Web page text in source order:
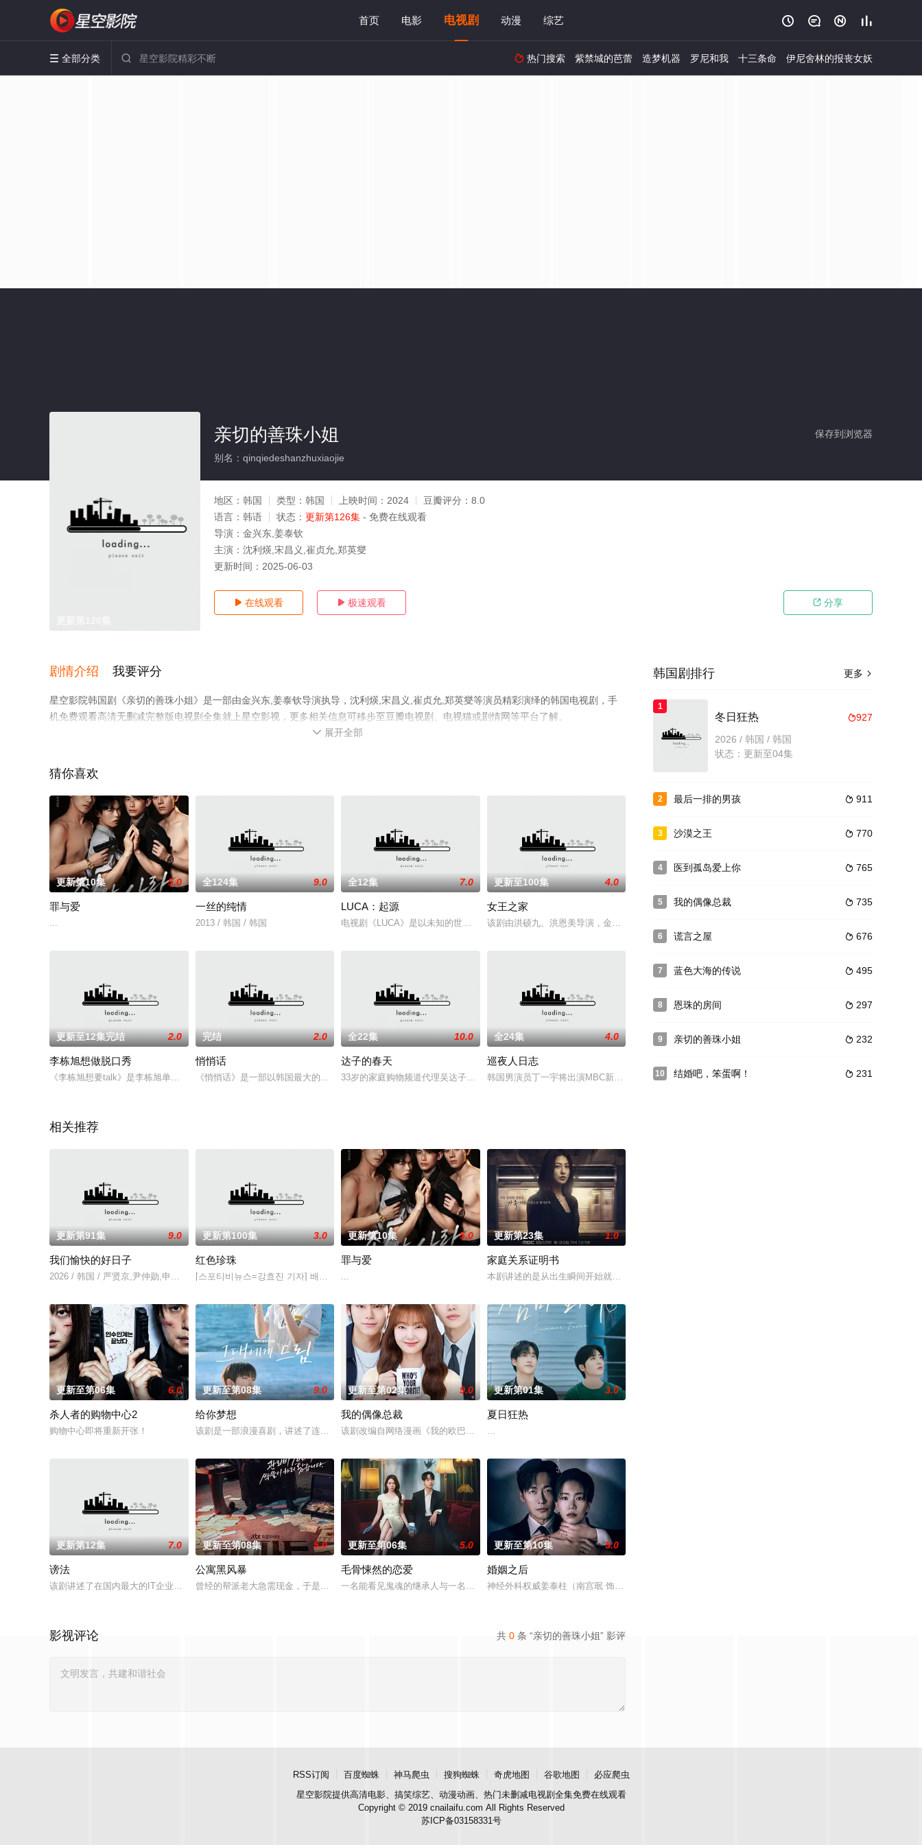
首页 电影 电视剧 动漫 综艺    
 全部分类   热门搜索 紫禁城的芭蕾 造梦机器 罗尼和我 十三条命 伊尼舍林的报丧女妖
保存到浏览器
亲切的善珠小姐
别名：qinqiedeshanzhuxiaojie
地区： 韩国 类型： 韩国 上映时间： 2024 豆瓣评分： 8.0
语言： 韩语 状态： 更新第126集 - 免费在线观看
导演： 金兴东,姜泰钦
主演： 沈利煐,宋昌义,崔贞允,郑英燮
更新时间： 2025-06-03
 在线观看  极速观看  分享
剧情介绍 我要评分
星空影院韩国剧《亲切的善珠小姐》是一部由金兴东,姜泰钦导演执导，沈利煐,宋昌义,崔贞允,郑英燮等演员精彩演绎的韩国电视剧，手
机免费观看高清无删减完整版电视剧全集就上星空影视，更多相关信息可移步至豆瓣电视剧、电视猫或剧情网等平台了解。
 展开全部
猜你喜欢
更新第10集 5.0
罪与爱
全124集 9.0
一丝的纯情
2013 / 韩国 / 韩国
全12集 7.0
LUCA：起源
电视剧《LUCA》是以未知的世界“遗传学”为题材，讲述了某个被世界遗弃的人激烈的追踪记。该剧以达尔文的《物种起源》为基础，用大胆的素材
更新至100集 4.0
女王之家
该剧由洪硕九、洪恩美导演，金敏珠编剧，Flying Entertainment、Asendio制作，讲述了坚信完美生活的女人
更新至12集完结 2.0
李栋旭想做脱口秀
《李栋旭想要talk》是李栋旭单独主持的新节目，是以1对1的方式为基础,添加最新潮流元素的名人秀。平时在综艺节目中很少露面的孔刘将作为李栋旭的第一期嘉宾出
完结 2.0
悄悄话
《悄悄话》是一部以韩国最大的律师事务所为背景,讲述男女主人公揭发违背金钱与权力伦理道德行为的悬疑爱情剧。
全22集 10.0
达子的春天
33岁的家庭购物频道代理吴达子（蔡琳 饰）事业上非常成功，情商值却极低：当她如怀春少女般沉浸在与同事申世度（孔行真 饰）的“浪漫爱情”中
全24集 4.0
巡夜人日志
韩国男演员丁一宇将出演MBC新月火剧《巡夜人日记》,并将变身为一位捉鬼者。26日上午,据丁一宇本人表示
相关推荐
更新第91集 9.0
我们愉快的好日子
2026 / 韩国 / 严贤京,尹仲勋,申正允,尹多英,金惠玉,鲜于在德,尹多勋,文喜京,李商淑,郑孝彬,李家豪,郑永琡
更新第100集 3.0
红色珍珠
[스포티비뉴스=강효진 기자] 배우 박진희가 본격 컴백 활동에 나선다.7일 스포티비뉴스 취재에 따르면, 박진희는 KBS 새 일일드라마 
更新第10集 5.0
罪与爱
更新第23集 1.0
家庭关系证明书
本剧讲述的是从出生瞬间开始就被打上家庭崩溃烙印的一个孩子和面对冷酷的偏见和命运，重新找回自己人生
更新至第06集 6.0
杀人者的购物中心2
购物中心即将重新开张！
更新至第08集 9.0
给你梦想
该剧是一部浪漫喜剧，讲述了连一个梦想都无所畏惧的十几岁，被现实挡住而受挫的二十几岁，像变成那样的大人的三十几岁的记者李载与一个生活在父母设计的世界的十几岁
更新至第02集 9.0
我的偶像总裁
该剧改编自网络漫画《我的欧巴是偶像》，是一部浪漫喜剧。讲述进入由前偶像兼CEO李灿领导的公司工作的南多凛，与在那里遇到的社长姜河基
更新第01集 3.0
夏日狂热
...
更新第12集 7.0
谤法
该剧讲述了在国内最大的IT企业里存在着一个恶神。唯一知道真实情况的人是一名少女和一个记者。拥有强力神技的少女和透彻正义感爆棚的新闻工作者一起奋力摧毁恶神的
更新至第08集 5.0
公寓黑风暴
曾经的帮派老大急需现金，于是和有志成为律师的同伴合作，打算窃取住宅社区的储备基金，却意外揭开深藏的腐败真相。
更新至第06集 5.0
毛骨悚然的恋爱
一名能看见鬼魂的继承人与一名王牌检察官发现只要轻轻一碰，就能让他们成为异常高效率的搭档，于是两人联手侦破悬案。
更新至第10集 5.0
婚姻之后
神经外科权威姜泰柱（南宫珉 饰）因为老婆高世允（李雪 饰）在提出离婚的第二日突然遭到神秘绑架，瞬间
共 0 条 “亲切的善珠小姐” 影评
影视评论
更多 
韩国剧排行
1
927
冬日狂热
2026 / 韩国 / 韩国
状态：更新至04集
2  911
最后一排的男孩
3  770
沙漠之王
4  765
医到孤岛爱上你
5  735
我的偶像总裁
6  676
谎言之屋
7  495
蓝色大海的传说
8  297
恩珠的房间
9  232
亲切的善珠小姐
10  231
结婚吧，笨蛋啊！
RSS订阅 百度蜘蛛 神马爬虫 搜狗蜘蛛 奇虎地图 谷歌地图
必应爬虫
星空影院提供高清电影、搞笑综艺、动漫动画、热门未删减电视剧全集免费在线观看
Copyright © 2019 cnailaifu.com All Rights Reserved
苏ICP备03158331号